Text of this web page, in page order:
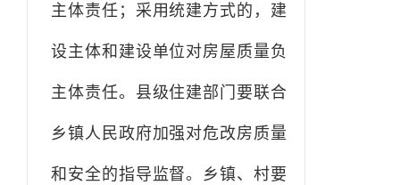
主体责任；采用统建方式的，建
设主体和建设单位对房屋质量负
主体责任。县级住建部门要联合
乡镇人民政府加强对危改房质量
和安全的指导监督。乡镇、村要